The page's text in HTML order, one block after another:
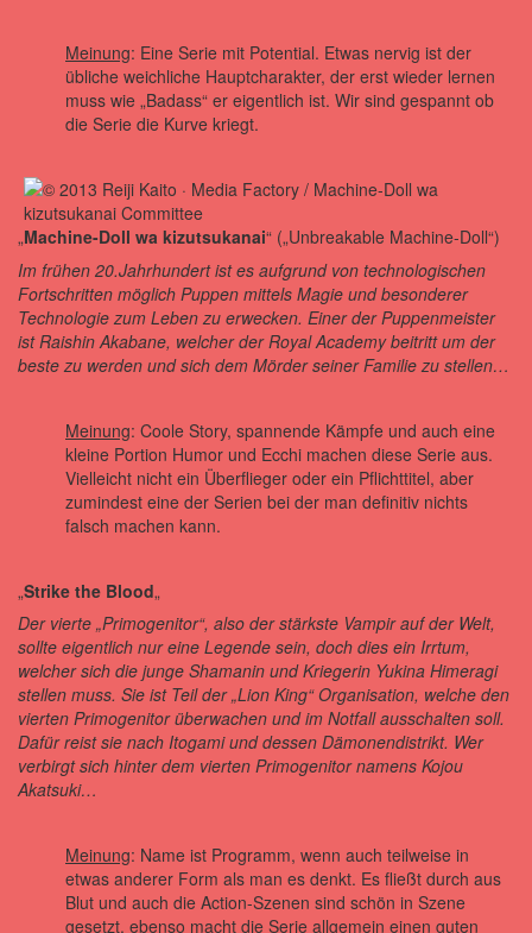
Meinung: Eine Serie mit Potential. Etwas nervig ist der
übliche weichliche Hauptcharakter, der erst wieder lernen
muss wie „Badass“ er eigentlich ist. Wir sind gespannt ob
die Serie die Kurve kriegt.
„Machine-Doll wa kizutsukanai“ („Unbreakable Machine-Doll“)
Im frühen 20.Jahrhundert ist es aufgrund von technologischen
Fortschritten möglich Puppen mittels Magie und besonderer
Technologie zum Leben zu erwecken. Einer der Puppenmeister
ist Raishin Akabane, welcher der Royal Academy beitritt um der
beste zu werden und sich dem Mörder seiner Familie zu stellen…
Meinung: Coole Story, spannende Kämpfe und auch eine
kleine Portion Humor und Ecchi machen diese Serie aus.
Vielleicht nicht ein Überflieger oder ein Pflichttitel, aber
zumindest eine der Serien bei der man definitiv nichts
falsch machen kann.
„Strike the Blood„
Der vierte „Primogenitor“, also der stärkste Vampir auf der Welt,
sollte eigentlich nur eine Legende sein, doch dies ein Irrtum,
welcher sich die junge Shamanin und Kriegerin Yukina Himeragi
stellen muss. Sie ist Teil der „Lion King“ Organisation, welche den
vierten Primogenitor überwachen und im Notfall ausschalten soll.
Dafür reist sie nach Itogami und dessen Dämonendistrikt. Wer
verbirgt sich hinter dem vierten Primogenitor namens Kojou
Akatsuki…
Meinung: Name ist Programm, wenn auch teilweise in
etwas anderer Form als man es denkt. Es fließt durch aus
Blut und auch die Action-Szenen sind schön in Szene
gesetzt, ebenso macht die Serie allgemein einen guten